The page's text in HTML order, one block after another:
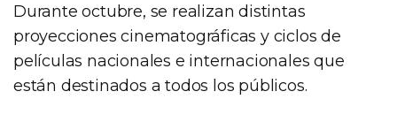
Durante octubre, se realizan distintas
proyecciones cinematográficas y ciclos de
películas nacionales e internacionales que
están destinados a todos los públicos.